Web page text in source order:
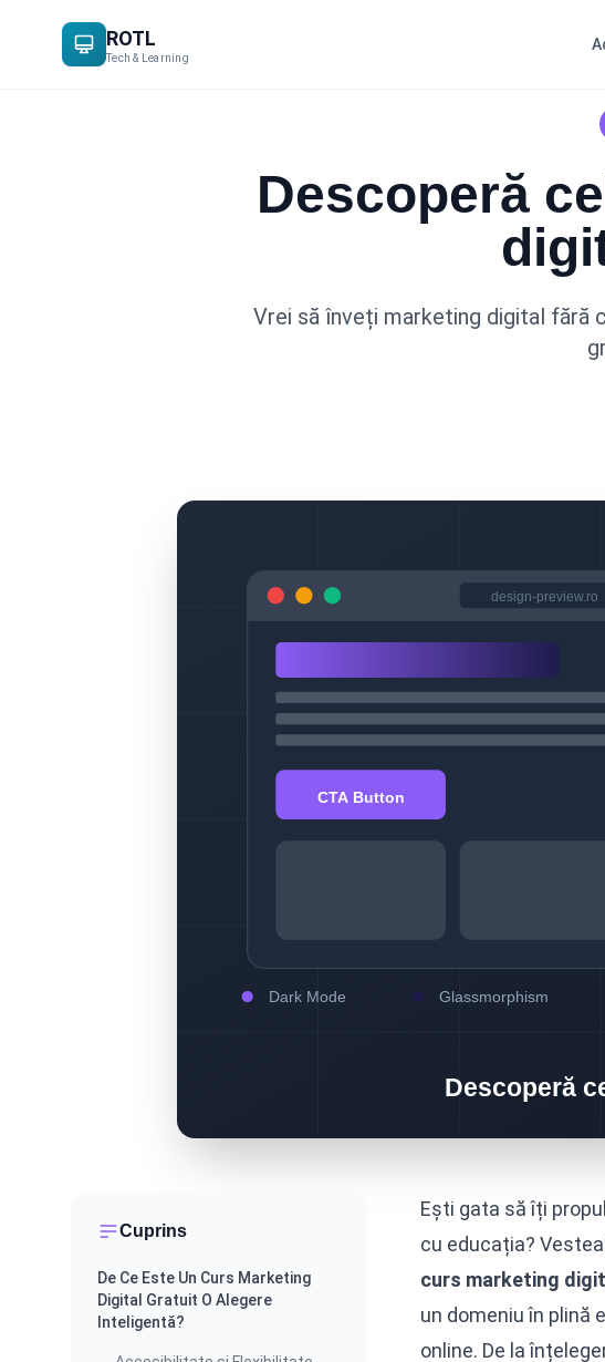
ROTL
Tech & Learning
Descoperă
Vrei să înveți marketing digital fără
Cuprins
De Ce Este Un Curs Marketing
Digital Gratuit O Alegere
Inteligentă?
Ești gata să îți
cu educația?
curs marketing
un domeniu în plină
online. De la